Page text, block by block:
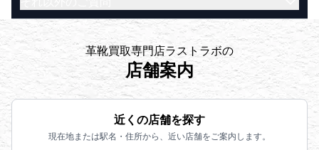
LINEで査定を依頼したい方はこちら
【宅配買取】
お品物をダンボールに詰めて送るだけの人気サービ
スです。忙しくてお店に行く時間のない方や遠方の
方にもお勧めです。
【出張買取】
す。量が多く店舗まで遠い方などにお勧めのサービ
スです。
運転免許証
運転経歴証明書
パスポート
住民基本台帳カード
健康保険証※
特別永住者証明書
個人番号カード
いたします。宅配買取であれば買取成立後、即日ま
たは翌日営業日には送金いたします。
※1. 金融機関の営業日によって送金日が前後する可能
性がございます。
※2. 100万円を超えるお支払いに際しては、お支払い
価なお品物をお持ち込みの場合は、事前にお声がけ
いただけますと幸いです。
恐れ入りますが、下記よりお問い合わせ下さいま
せ。
よくある質問一覧はこちら
電話でのご相談はこちら（受付時間
10:00~20:00）
LINEでのご相談はこちら
革靴買取専門店ラストラボの
店舗案内
近くの店舗を探す
現在地または駅名・住所から、近い店舗をご案内します。